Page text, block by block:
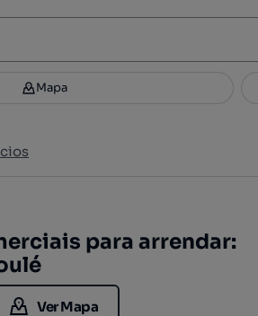
Filtros 3
Mapa
para arrendar:
Ver Mapa